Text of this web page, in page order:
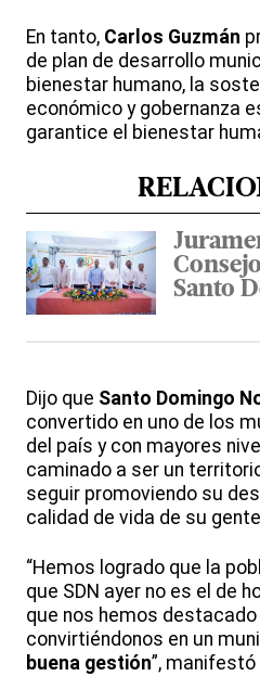
En tanto, Carlos Guzmán
de plan de desarrollo
bienestar humano, la
económico y gobernanza
garantice el bienestar
Santo
Dijo que Santo Domingo
convertido en uno de los
del país y con mayores
caminado a ser un
seguir promoviendo su
calidad de vida de su
“Hemos logrado que la
que SDN ayer no es el de
que nos hemos destacado
convirtiéndonos en un
buena gestión”, manifestó